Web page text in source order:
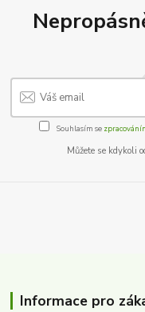
Souhlasím se
Můžete se kdykoli
Informace pro